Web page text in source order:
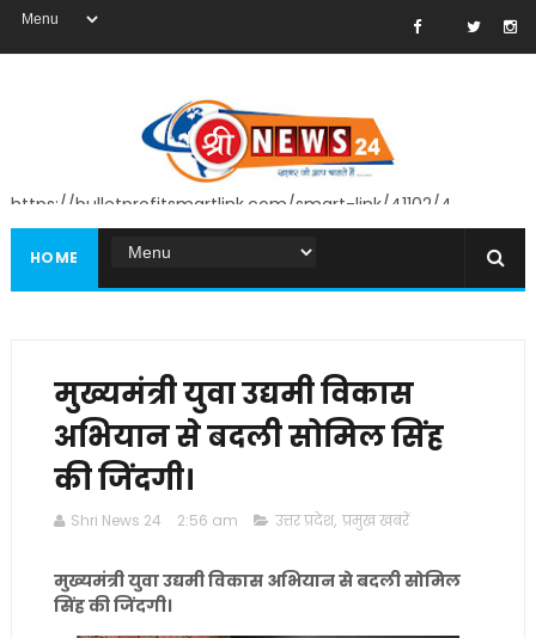
https://bulletprofitsmartlink.com/smart-link/41102/4
HOME
मुख्यमंत्री युवा उद्यमी विकास
अभियान से बदली सोमिल सिंह
की जिंदगी।
Shri News 24 2:56 am उत्तर प्रदेश, प्रमुख खबरें
मुख्यमंत्री युवा उद्यमी विकास अभियान से बदली सोमिल
सिंह की जिंदगी।